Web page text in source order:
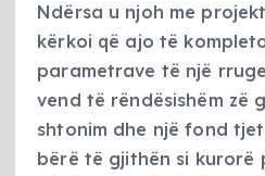
Ndërsa u njoh me
kërkoi që ajo të
parametrave të një
vend të rëndësishëm zë
shtonim dhe një fond
bërë të gjithën si kurorë